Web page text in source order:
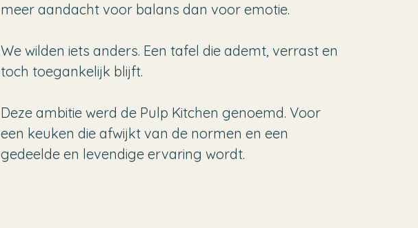
meer aandacht voor balans dan voor emotie.
We wilden iets anders. Een tafel die ademt, verrast en
toch toegankelijk blijft.
Deze ambitie werd de Pulp Kitchen genoemd. Voor
een keuken die afwijkt van de normen en een
gedeelde en levendige ervaring wordt.